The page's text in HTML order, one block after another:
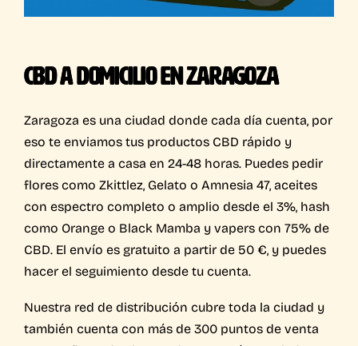
CBD A DOMICILIO EN ZARAGOZA
Zaragoza es una ciudad donde cada día cuenta, por
eso te enviamos tus productos CBD rápido y
directamente a casa en 24-48 horas. Puedes pedir
flores como Zkittlez, Gelato o Amnesia 47, aceites
con espectro completo o amplio desde el 3%, hash
como Orange o Black Mamba y vapers con 75% de
CBD. El envío es gratuito a partir de 50 €, y puedes
hacer el seguimiento desde tu cuenta.
Nuestra red de distribución cubre toda la ciudad y
también cuenta con más de 300 puntos de venta